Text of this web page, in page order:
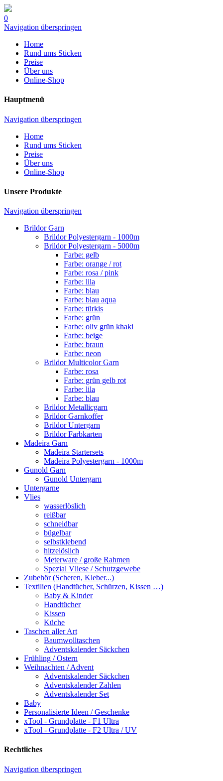
0
Navigation überspringen
Home
Rund ums Sticken
Preise
Über uns
Online-Shop
Hauptmenü
Navigation überspringen
Home
Rund ums Sticken
Preise
Über uns
Online-Shop
Unsere Produkte
Navigation überspringen
Brildor Garn
Brildor Polyestergarn - 1000m
Brildor Polyestergarn - 5000m
Farbe: gelb
Farbe: orange / rot
Farbe: rosa / pink
Farbe: lila
Farbe: blau
Farbe: blau aqua
Farbe: türkis
Farbe: grün
Farbe: oliv grün khaki
Farbe: beige
Farbe: braun
Farbe: neon
Brildor Multicolor Garn
Farbe: rosa
Farbe: grün gelb rot
Farbe: lila
Farbe: blau
Brildor Metallicgarn
Brildor Garnkoffer
Brildor Untergarn
Brildor Farbkarten
Madeira Garn
Madeira Startersets
Madeira Polyestergarn - 1000m
Gunold Garn
Gunold Untergarn
Untergarne
Vlies
wasserlöslich
reißbar
schneidbar
bügelbar
selbstklebend
hitzelöslich
Meterware / große Rahmen
Spezial Vliese / Schutzgewebe
Zubehör (Scheren, Kleber...)
Textilien (Handtücher, Schürzen, Kissen …)
Baby & Kinder
Handtücher
Kissen
Küche
Taschen aller Art
Baumwolltaschen
Adventskalender Säckchen
Frühling / Ostern
Weihnachten / Advent
Adventskalender Säckchen
Adventskalender Zahlen
Adventskalender Set
Baby
Personalisierte Ideen / Geschenke
xTool - Grundplatte - F1 Ultra
xTool - Grundplatte - F2 Ultra / UV
Rechtliches
Navigation überspringen